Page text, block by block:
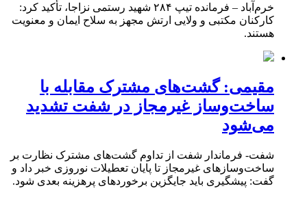
خرم‌آباد – فرمانده تیپ ۲۸۴ شهید رستمی نزاجا، تأکید کرد:
کارکنان مکتبی و ولایی ارتش مجهز به سلاح ایمان و معنویت
هستند.
مقیمی: گشت‌های مشترک مقابله با
ساخت‌وساز غیرمجاز در شفت تشدید
می‌شود
شفت- فرماندار شفت از تداوم گشت‌های مشترک نظارت بر
ساخت‌وسازهای غیرمجاز تا پایان تعطیلات نوروزی خبر داد و
گفت: پیشگیری باید جایگزین برخوردهای پرهزینه بعدی شود.